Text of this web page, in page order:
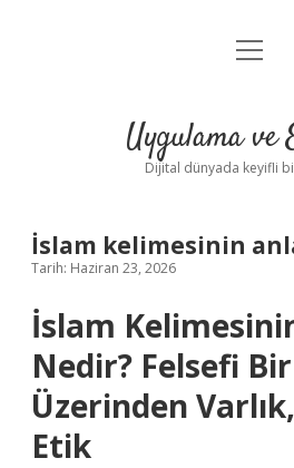
Anasayfa
Yasal
menüyü
Uygulama ve
Dijital dünyada keyifli
İslam kelimesinin
Tarih: Haziran 23, 2026
İslam
Nedir? Felsefi
Üzerinden
Etik